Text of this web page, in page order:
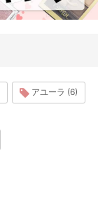
アユーラ (6)